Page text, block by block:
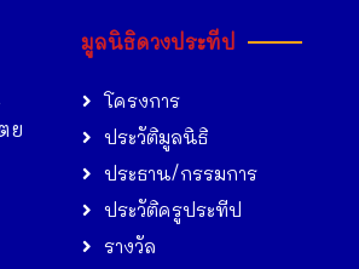
ย
มูลนิธิดวงประทีป
โครงการ
ประวัติมูลนิธิ
ประธาน/กรรมการ
ประวัติครูประทีป
รางวัล